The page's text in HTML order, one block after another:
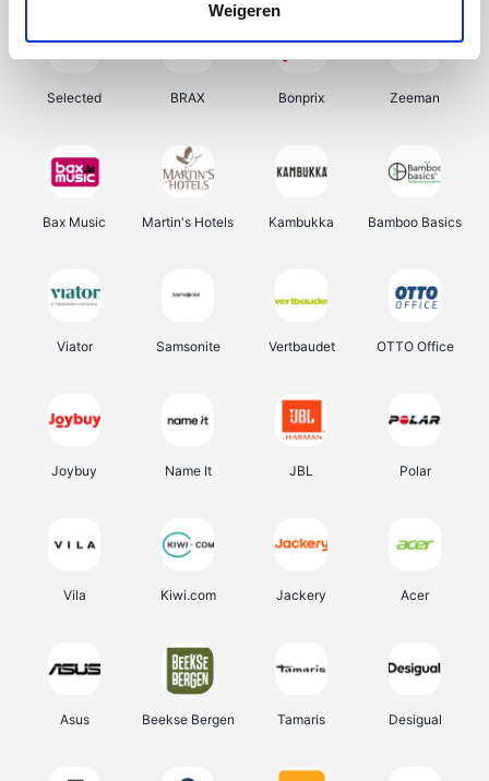
Weigeren
Selected BRAX Bonprix Zeeman
Bax Music Martin's Hotels Kambukka Bamboo Basics
Viator Samsonite Vertbaudet OTTO Office
Joybuy Name It JBL Polar
Vila Kiwi.com Jackery Acer
Asus Beekse Bergen Tamaris Desigual